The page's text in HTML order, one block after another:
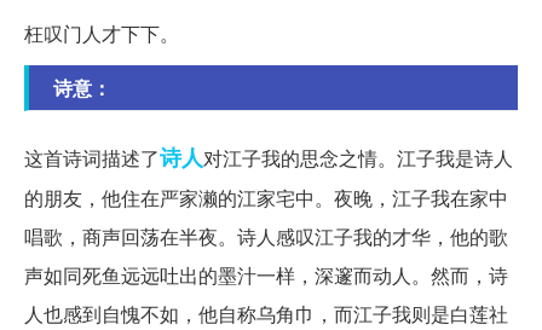
枉叹门人才下下。
诗意：
这首诗词描述了诗人对江子我的思念之情。江子我是诗人
的朋友，他住在严家濑的江家宅中。夜晚，江子我在家中
唱歌，商声回荡在半夜。诗人感叹江子我的才华，他的歌
声如同死鱼远远吐出的墨汁一样，深邃而动人。然而，诗
人也感到自愧不如，他自称乌角巾，而江子我则是白莲社